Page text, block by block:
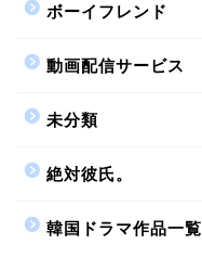
ボーイフレンド
動画配信サービス
未分類
絶対彼氏。
韓国ドラマ作品一覧